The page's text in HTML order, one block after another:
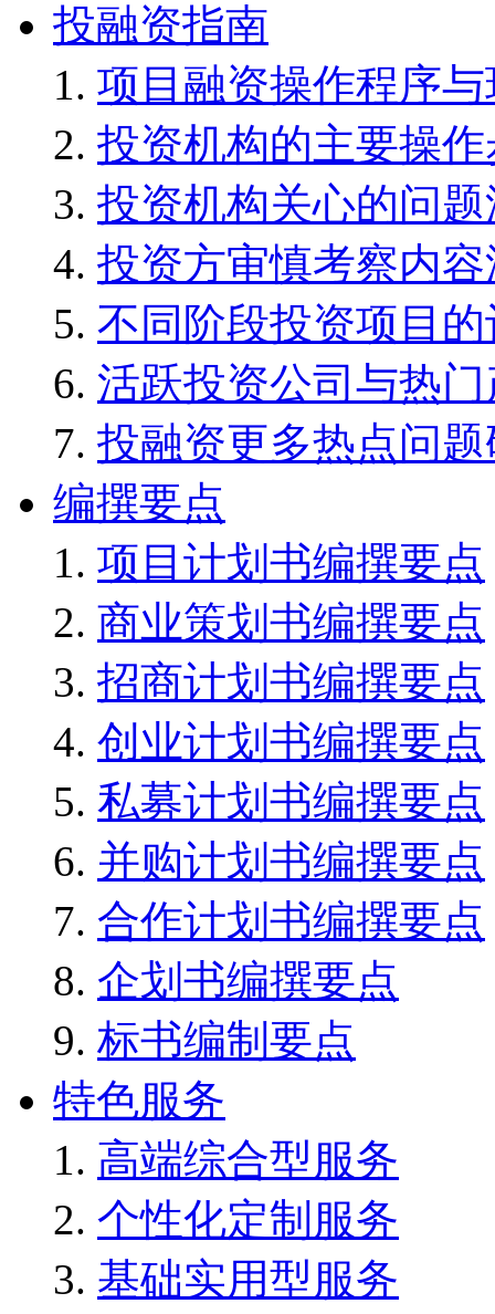
投融资指南
项目融资操作程序
投资机构的主要操
投资机构关心的问
投资方审慎考察内
不同阶段投资项目
活跃投资公司与热
投融资更多热点问
编撰要点
项目计划书编撰要点
商业策划书编撰要点
招商计划书编撰要点
创业计划书编撰要点
私募计划书编撰要点
并购计划书编撰要点
合作计划书编撰要点
企划书编撰要点
标书编制要点
特色服务
高端综合型服务
个性化定制服务
基础实用型服务